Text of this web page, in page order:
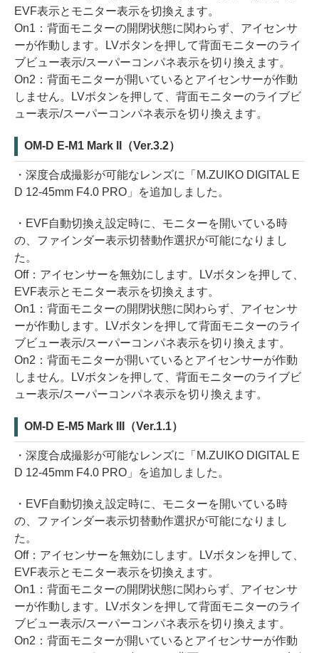
EVF表示とモニター表示を切換えます。
On1：背面モニターの開閉状態に関わらず、アイセンサ
ーが作動します。LVボタンを押して背面モニターのライ
ブビュー表示/スーパーコンパネ表示を切り換えます。
On2：背面モニターが開いているとアイセンサーが作動
しません。LVボタンを押して、背面モニターのライブビ
ュー表示/スーパーコンパネ表示を切り換えます。
OM-D E-M1 Mark II（Ver.3.2）
・深度合成撮影が可能なレンズに「M.ZUIKO DIGITAL E
D 12-45mm F4.0 PRO」を追加しました。
・EVF自動切換え設定時に、モニターを開いている時
の、ファインダー表示切替動作選択が可能になりまし
た。
Off：アイセンサーを無効にします。LVボタンを押して、
EVF表示とモニター表示を切換えます。
On1：背面モニターの開閉状態に関わらず、アイセンサ
ーが作動します。LVボタンを押して背面モニターのライ
ブビュー表示/スーパーコンパネ表示を切り換えます。
On2：背面モニターが開いているとアイセンサーが作動
しません。LVボタンを押して、背面モニターのライブビ
ュー表示/スーパーコンパネ表示を切り換えます。
OM-D E-M5 Mark III（Ver.1.1）
・深度合成撮影が可能なレンズに「M.ZUIKO DIGITAL E
D 12-45mm F4.0 PRO」を追加しました。
・EVF自動切換え設定時に、モニターを開いている時
の、ファインダー表示切替動作選択が可能になりまし
た。
Off：アイセンサーを無効にします。LVボタンを押して、
EVF表示とモニター表示を切換えます。
On1：背面モニターの開閉状態に関わらず、アイセンサ
ーが作動します。LVボタンを押して背面モニターのライ
ブビュー表示/スーパーコンパネ表示を切り換えます。
On2：背面モニターが開いているとアイセンサーが作動